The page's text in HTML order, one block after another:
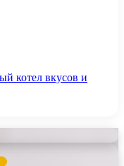
котел вкусов и